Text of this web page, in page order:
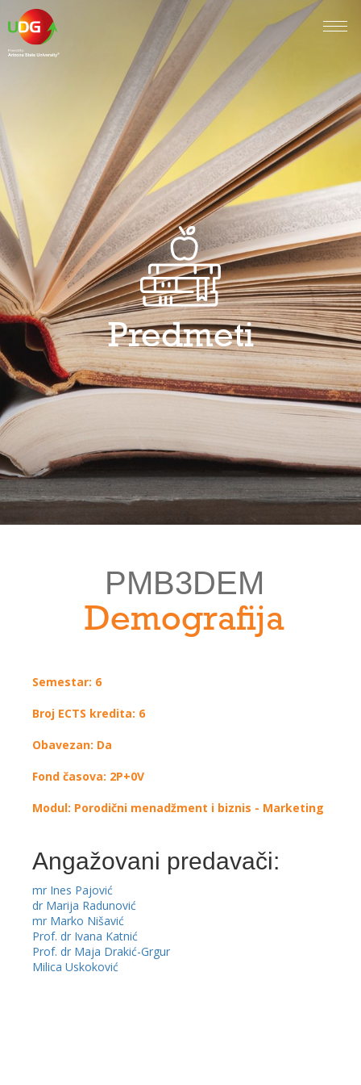
Predmeti
PMB3DEM
Demografija
Semestar: 6
Broj ECTS kredita: 6
Obavezan: Da
Fond časova: 2P+0V
Modul: Porodični menadžment i biznis - Marketing
Angažovani predavači:
mr Ines Pajović
dr Marija Radunović
mr Marko Nišavić
Prof. dr Ivana Katnić
Prof. dr Maja Drakić-Grgur
Milica Uskoković